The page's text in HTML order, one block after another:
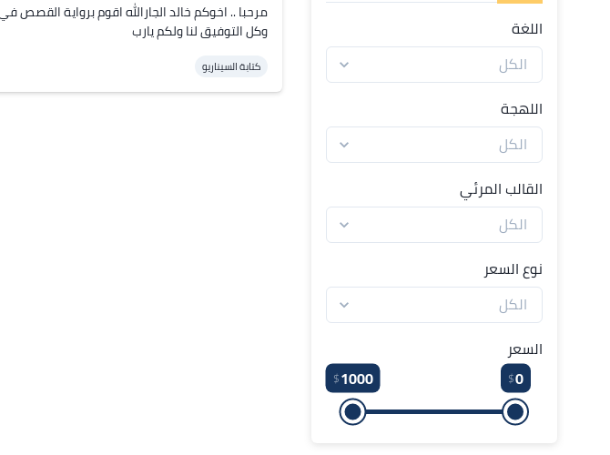
اللغة
اللهجة
القالب المرئي
نوع السعر
السعر
0
$
1000
$
مرحبا .. اخوكم خالد الجارالله اقوم برواية
وكل التوفيق لنا ولكم يارب
كتابة السيناريو